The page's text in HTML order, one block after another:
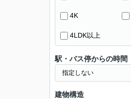
4K
4LDK以上
駅・バス停からの時間
建物構造